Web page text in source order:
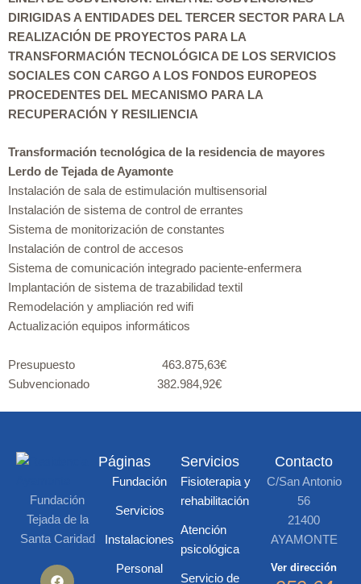
DIRIGIDAS A ENTIDADES DEL TERCER SECTOR PARA LA
REALIZACIÓN DE PROYECTOS PARA LA
TRANSFORMACIÓN TECNOLÓGICA DE LOS SERVICIOS
SOCIALES CON CARGO A LOS FONDOS EUROPEOS
PROCEDENTES DEL MECANISMO PARA LA
RECUPERACIÓN Y RESILIENCIA
Transformación tecnológica de la residencia de mayores
Lerdo de Tejada de Ayamonte
Instalación de sala de estimulación multisensorial
Instalación de sistema de control de errantes
Sistema de monitorización de constantes
Instalación de control de accesos
Sistema de comunicación integrado paciente-enfermera
Implantación de sistema de trazabilidad textil
Remodelación y ampliación red wifi
Actualización equipos informáticos
Presupuesto 463.875,63€
Subvencionado 382.984,92€
Fundación
Tejada de la
Santa Caridad
Páginas
Fundación
Servicios
Instalaciones
Personal
Servicios
Fisioterapia y
rehabilitación
Atención
psicológica
Servicio de
Contacto
C/San Antonio
56
21400
AYAMONTE
Ver dirección